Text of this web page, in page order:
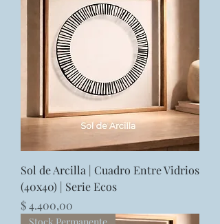
Sol de Arcilla | Cuadro Entre Vidrios
(40x40) | Serie Ecos
Precio
$ 4.400,00